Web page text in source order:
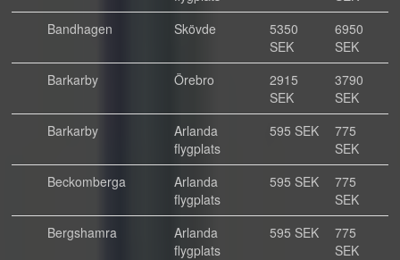
Bandhagen
Skövde
5350
SEK
6950
SEK
Barkarby
Örebro
2915
SEK
3790
SEK
Barkarby
Arlanda
flygplats
595 SEK
775
SEK
Beckomberga
Arlanda
flygplats
595 SEK
775
SEK
Bergshamra
Arlanda
flygplats
595 SEK
775
SEK